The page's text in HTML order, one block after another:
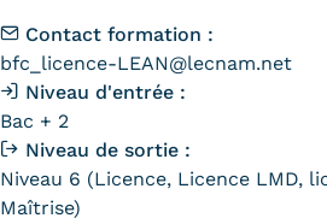
Erasmus
Règlement intérieur
Infos élèves
Modalités
Contact formation :
bfc_licence-LEAN@lecnam.net
Niveau d'entrée :
Bac + 2
Niveau de sortie :
Niveau 6 (Licence, Licence LMD,
Maîtrise)